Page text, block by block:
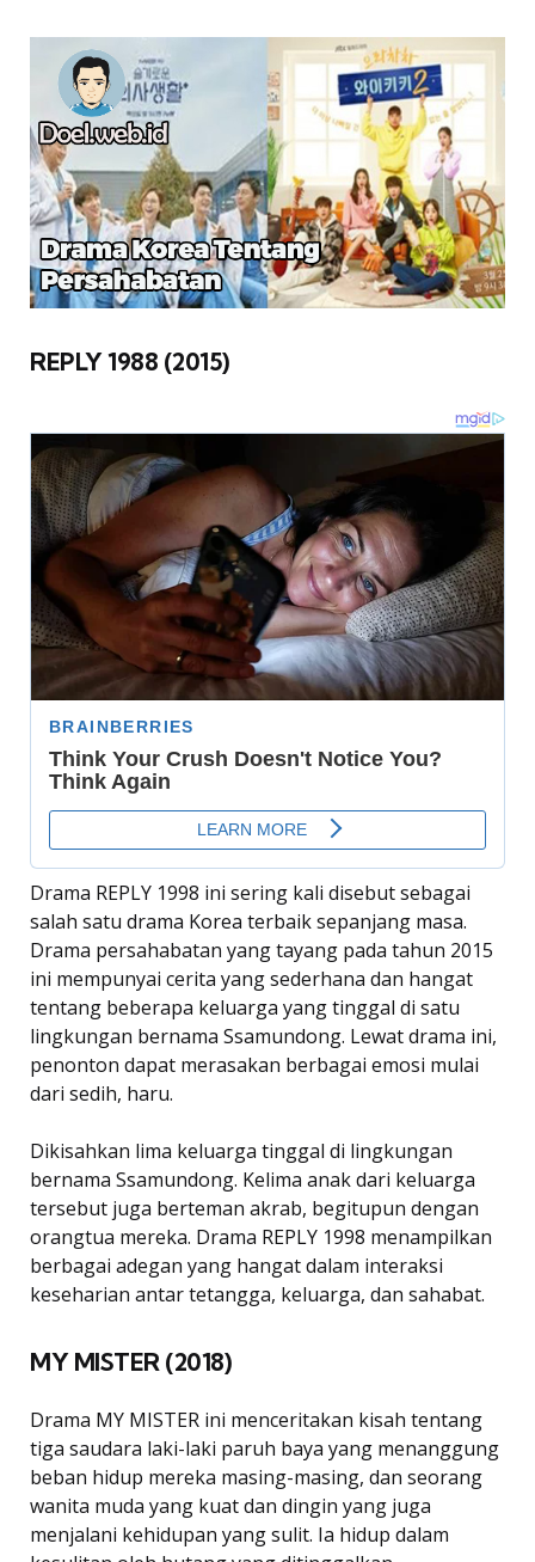
REPLY 1988 (2015)
Drama REPLY 1998 ini sering kali disebut sebagai
salah satu drama Korea terbaik sepanjang masa.
Drama persahabatan yang tayang pada tahun 2015
ini mempunyai cerita yang sederhana dan hangat
tentang beberapa keluarga yang tinggal di satu
lingkungan bernama Ssamundong. Lewat drama ini,
penonton dapat merasakan berbagai emosi mulai
dari sedih, haru.
Dikisahkan lima keluarga tinggal di lingkungan
bernama Ssamundong. Kelima anak dari keluarga
tersebut juga berteman akrab, begitupun dengan
orangtua mereka. Drama REPLY 1998 menampilkan
berbagai adegan yang hangat dalam interaksi
keseharian antar tetangga, keluarga, dan sahabat.
MY MISTER (2018)
Drama MY MISTER ini menceritakan kisah tentang
tiga saudara laki-laki paruh baya yang menanggung
beban hidup mereka masing-masing, dan seorang
wanita muda yang kuat dan dingin yang juga
menjalani kehidupan yang sulit. Ia hidup dalam